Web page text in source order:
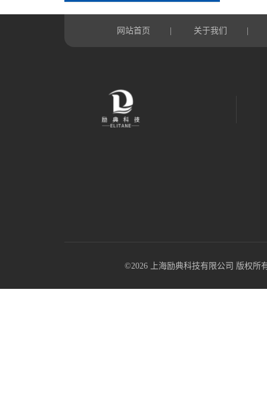
网站首页 关于我们
©2026 上海励典科技有限公司 版权所